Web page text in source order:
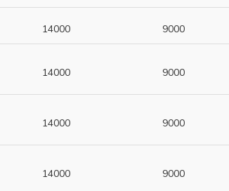
14000 9000
14000 9000
14000 9000
14000 9000